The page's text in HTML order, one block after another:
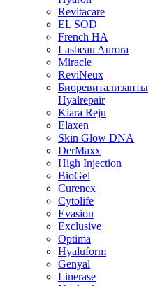
Revitacare
EL SOD
French HA
Lasbeau Aurora
Miracle
ReviNeux
Биоревитализанты
Hyalrepair
Kiara Reju
Elaxen
Skin Glow DNA
DerMaxx
High Injection
BioGel
Curenex
Cytolife
Evasion
Exclusive
Optima
Hyaluform
Genyal
Linerase